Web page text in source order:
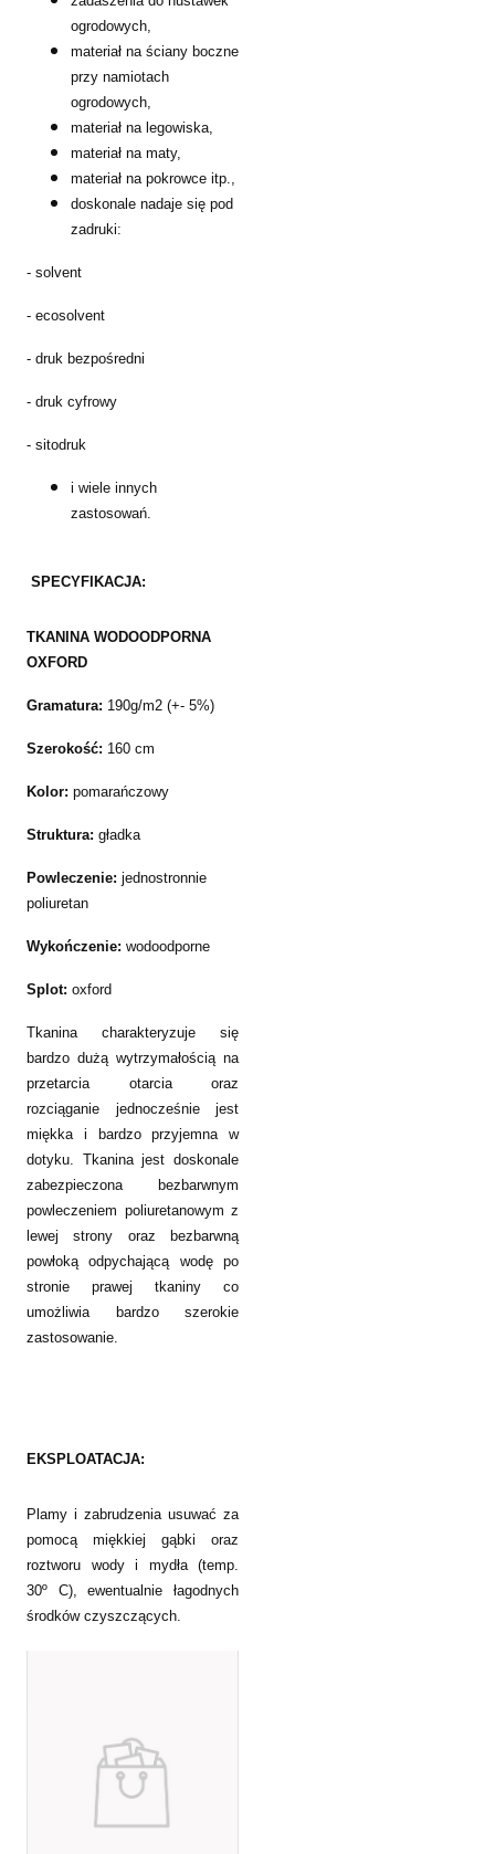
ogrodowych,
materiał na ściany boczne
przy namiotach
ogrodowych,
materiał na legowiska,
materiał na maty,
materiał na pokrowce itp.,
doskonale nadaje się pod
zadruki:
- solvent
- ecosolvent
- druk bezpośredni
- druk cyfrowy
- sitodruk
i wiele innych
zastosowań.
SPECYFIKACJA:
TKANINA WODOODPORNA
OXFORD
Gramatura: 190g/m2 (+- 5%)
Szerokość: 160 cm
Kolor: pomarańczowy
Struktura: gładka
Powleczenie: jednostronnie
poliuretan
Wykończenie: wodoodporne
Splot: oxford
Tkanina charakteryzuje się
bardzo dużą wytrzymałością na
przetarcia otarcia oraz
rozciąganie jednocześnie jest
miękka i bardzo przyjemna w
dotyku. Tkanina jest doskonale
zabezpieczona bezbarwnym
powleczeniem poliuretanowym z
lewej strony oraz bezbarwną
powłoką odpychającą wodę po
stronie prawej tkaniny co
umożliwia bardzo szerokie
zastosowanie.
EKSPLOATACJA:
Plamy i zabrudzenia usuwać za
pomocą miękkiej gąbki oraz
roztworu wody i mydła (temp.
30º C), ewentualnie łagodnych
środków czyszczących.